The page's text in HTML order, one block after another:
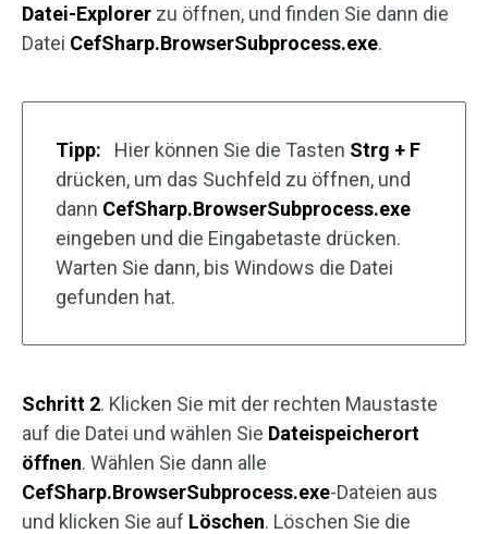
Datei-Explorer zu öffnen, und finden Sie dann die
Datei CefSharp.BrowserSubprocess.exe.
Tipp: Hier können Sie die Tasten Strg + F
drücken, um das Suchfeld zu öffnen, und
dann CefSharp.BrowserSubprocess.exe
eingeben und die Eingabetaste drücken.
Warten Sie dann, bis Windows die Datei
gefunden hat.
Schritt 2. Klicken Sie mit der rechten Maustaste
auf die Datei und wählen Sie Dateispeicherort
öffnen. Wählen Sie dann alle
CefSharp.BrowserSubprocess.exe-Dateien aus
und klicken Sie auf Löschen. Löschen Sie die